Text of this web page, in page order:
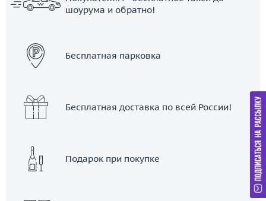
шоурума и обратно!
Бесплатная парковка
Бесплатная доставка по всей России!
Подарок при покупке